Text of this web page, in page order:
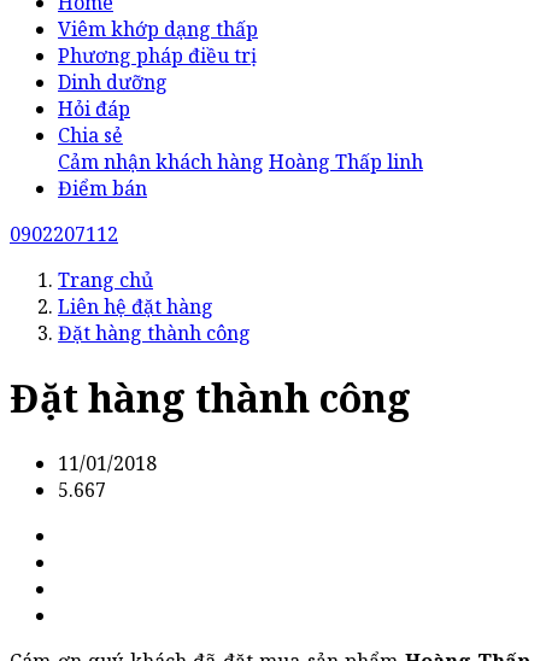
Viêm khớp dạng thấp
Phương pháp điều trị
Dinh dưỡng
Hỏi đáp
Chia sẻ
Cảm nhận khách hàng Hoàng Thấp linh
Điểm bán
0902207112
Trang chủ
Liên hệ đặt hàng
Đặt hàng thành công
Đặt hàng thành công
11/01/2018
5.667